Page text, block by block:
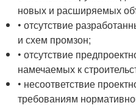
новых и расширяемых
• отсутствие
и схем промзон;
• отсутствие
намечаемых к
• несоответствие
требованиям